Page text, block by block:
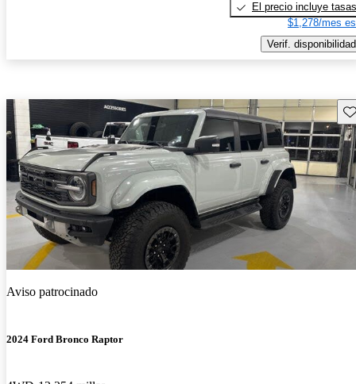
El precio incluye tasas
$1,278/mes
Verif. disponibilidad
Aviso patrocinado
2024 Ford Bronco Raptor